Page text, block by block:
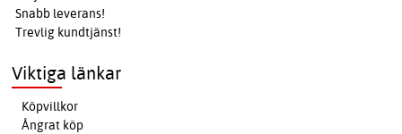
Snabb leverans!
Trevlig kundtjänst!
Viktiga länkar
Köpvillkor
Ångrat köp